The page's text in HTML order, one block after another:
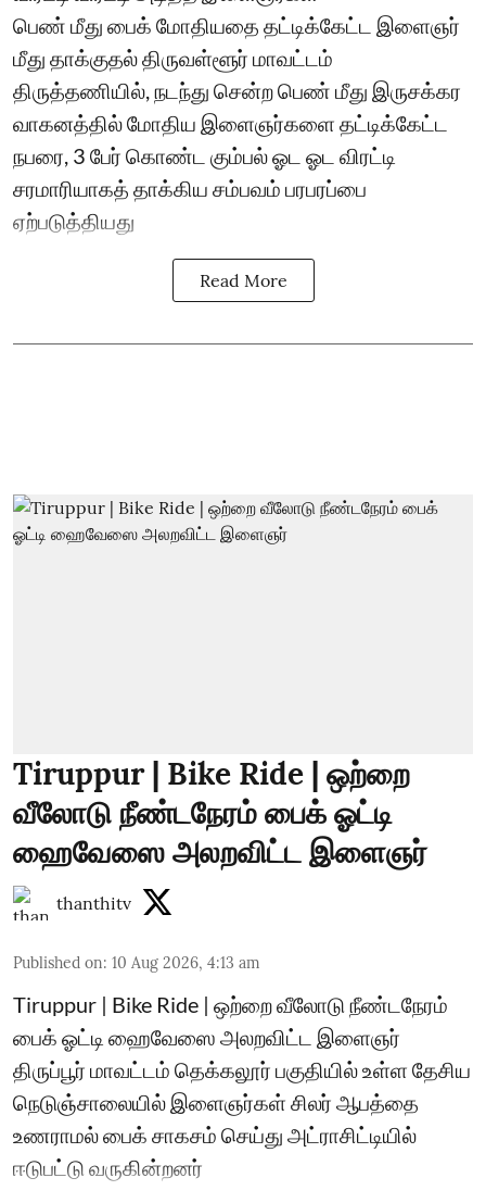
பெண் மீது பைக் மோதியதை தட்டிக்கேட்ட இளைஞர்
மீது தாக்குதல் திருவள்ளூர் மாவட்டம்
திருத்தணியில், நடந்து சென்ற பெண் மீது இருசக்கர
வாகனத்தில் மோதிய இளைஞர்களை தட்டிக்கேட்ட
நபரை, 3 பேர் கொண்ட கும்பல் ஓட ஓட விரட்டி
சரமாரியாகத் தாக்கிய சம்பவம் பரபரப்பை
ஏற்படுத்தியது
Read More
Tiruppur | Bike Ride | ஒற்றை
வீலோடு நீண்டநேரம் பைக் ஓட்டி
ஹைவேஸை அலறவிட்ட இளைஞர்
thanthitv
Published on: 10 Aug 2026, 4:13 am
Tiruppur | Bike Ride | ஒற்றை வீலோடு நீண்டநேரம்
பைக் ஓட்டி ஹைவேஸை அலறவிட்ட இளைஞர்
திருப்பூர் மாவட்டம் தெக்கலூர் பகுதியில் உள்ள தேசிய
நெடுஞ்சாலையில் இளைஞர்கள் சிலர் ஆபத்தை
உணராமல் பைக் சாகசம் செய்து அட்ராசிட்டியில்
ஈடுபட்டு வருகின்றனர்